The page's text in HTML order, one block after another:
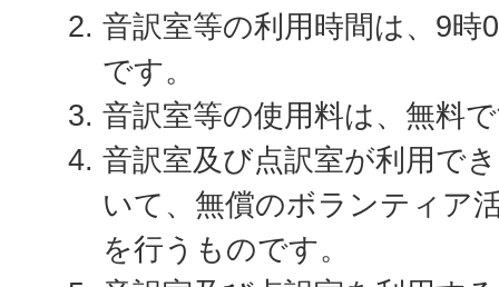
音訳室等の利用時間は、9時
です。
音訳室等の使用料は、無料
音訳室及び点訳室が利用で
いて、無償のボランティア
を行うものです。